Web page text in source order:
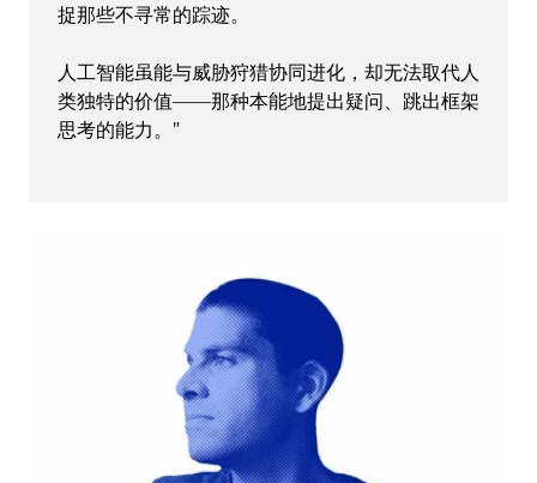
捉那些不寻常的踪迹。
人工智能虽能与威胁狩猎协同进化，却无法取代人
类独特的价值——那种本能地提出疑问、跳出框架
思考的能力。”